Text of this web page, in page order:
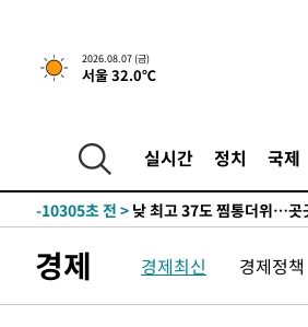
2026.08.07 (금)
서울 32.0℃
실시간 정치 국제
실천"
-20839초 전 >이란, "오만과 '중앙 단일
운드는 임시"
-12407초 전 >"낮 기온 소폭 하락"…수도
-12334초 전 >
[단독]중수청 지원 검사들
-10305초 전 >
-8611초 전 > SK하이닉스, 용인·청주 팹
-4720초 전 >
외국인 심판 성 접대 7경기
-4454초 전 >[속보]코스닥, 2.86포인트
경제 경제최신 경제정책